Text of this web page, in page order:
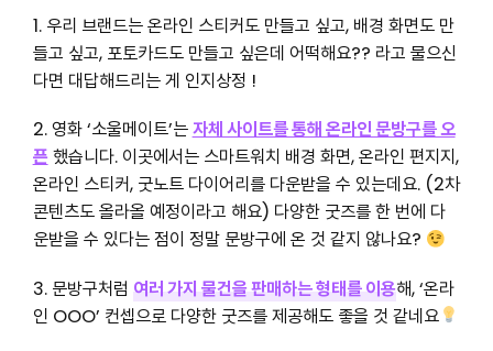
1. 우리 브랜드는 온라인 스티커도 만들고 싶고, 배경 화면도 만
들고 싶고, 포토카드도 만들고 싶은데 어떡해요?? 라고 물으신
다면 대답해드리는 게 인지상정 !
2. 영화 ‘소울메이트’는자체 사이트를 통해 온라인 문방구를 오
픈했습니다. 이곳에서는 스마트워치 배경 화면, 온라인 편지지,
온라인 스티커, 굿노트 다이어리를 다운받을 수 있는데요. (2차
콘텐츠도 올라올 예정이라고 해요) 다양한 굿즈를 한 번에 다
운받을 수 있다는 점이 정말 문방구에 온 것 같지 않나요?
3. 문방구처럼 여러 가지 물건을 판매하는 형태를 이용해, ‘온라
인 OOO’ 컨셉으로 다양한 굿즈를 제공해도 좋을 것 같네요